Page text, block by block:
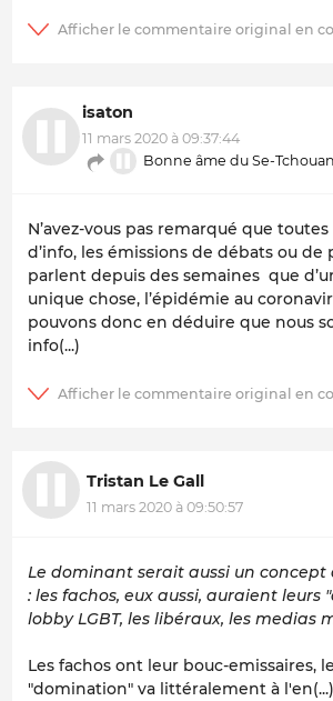
isaton
11 mars 2020 à 09:37:44
Bonne âme du Se-Tchouan
N’avez-vous pas remarqué que
d’info, les émissions de débats ou de
parlent depuis des semaines que
unique chose, l’épidémie au
pouvons donc en déduire que nous
info(...)
Tristan Le Gall
11 mars 2020 à 09:50:57
Le dominant serait aussi un
: les fachos, eux aussi, auraient leurs
lobby LGBT, les libéraux, les medias
Les fachos ont leur bouc-emissaires,
"domination" va littéralement à l'en(...)